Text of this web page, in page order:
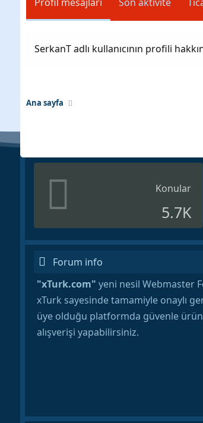
SerkanT adlı kullanıcının profili
Ana sayfa
Konular
5.7K
Forum info
"xTurk.com" yeni nesil Webmaster
xTurk sayesinde tamamiyle onaylı
üye olduğu platformda güvenle
alışverişi yapabilirsiniz.